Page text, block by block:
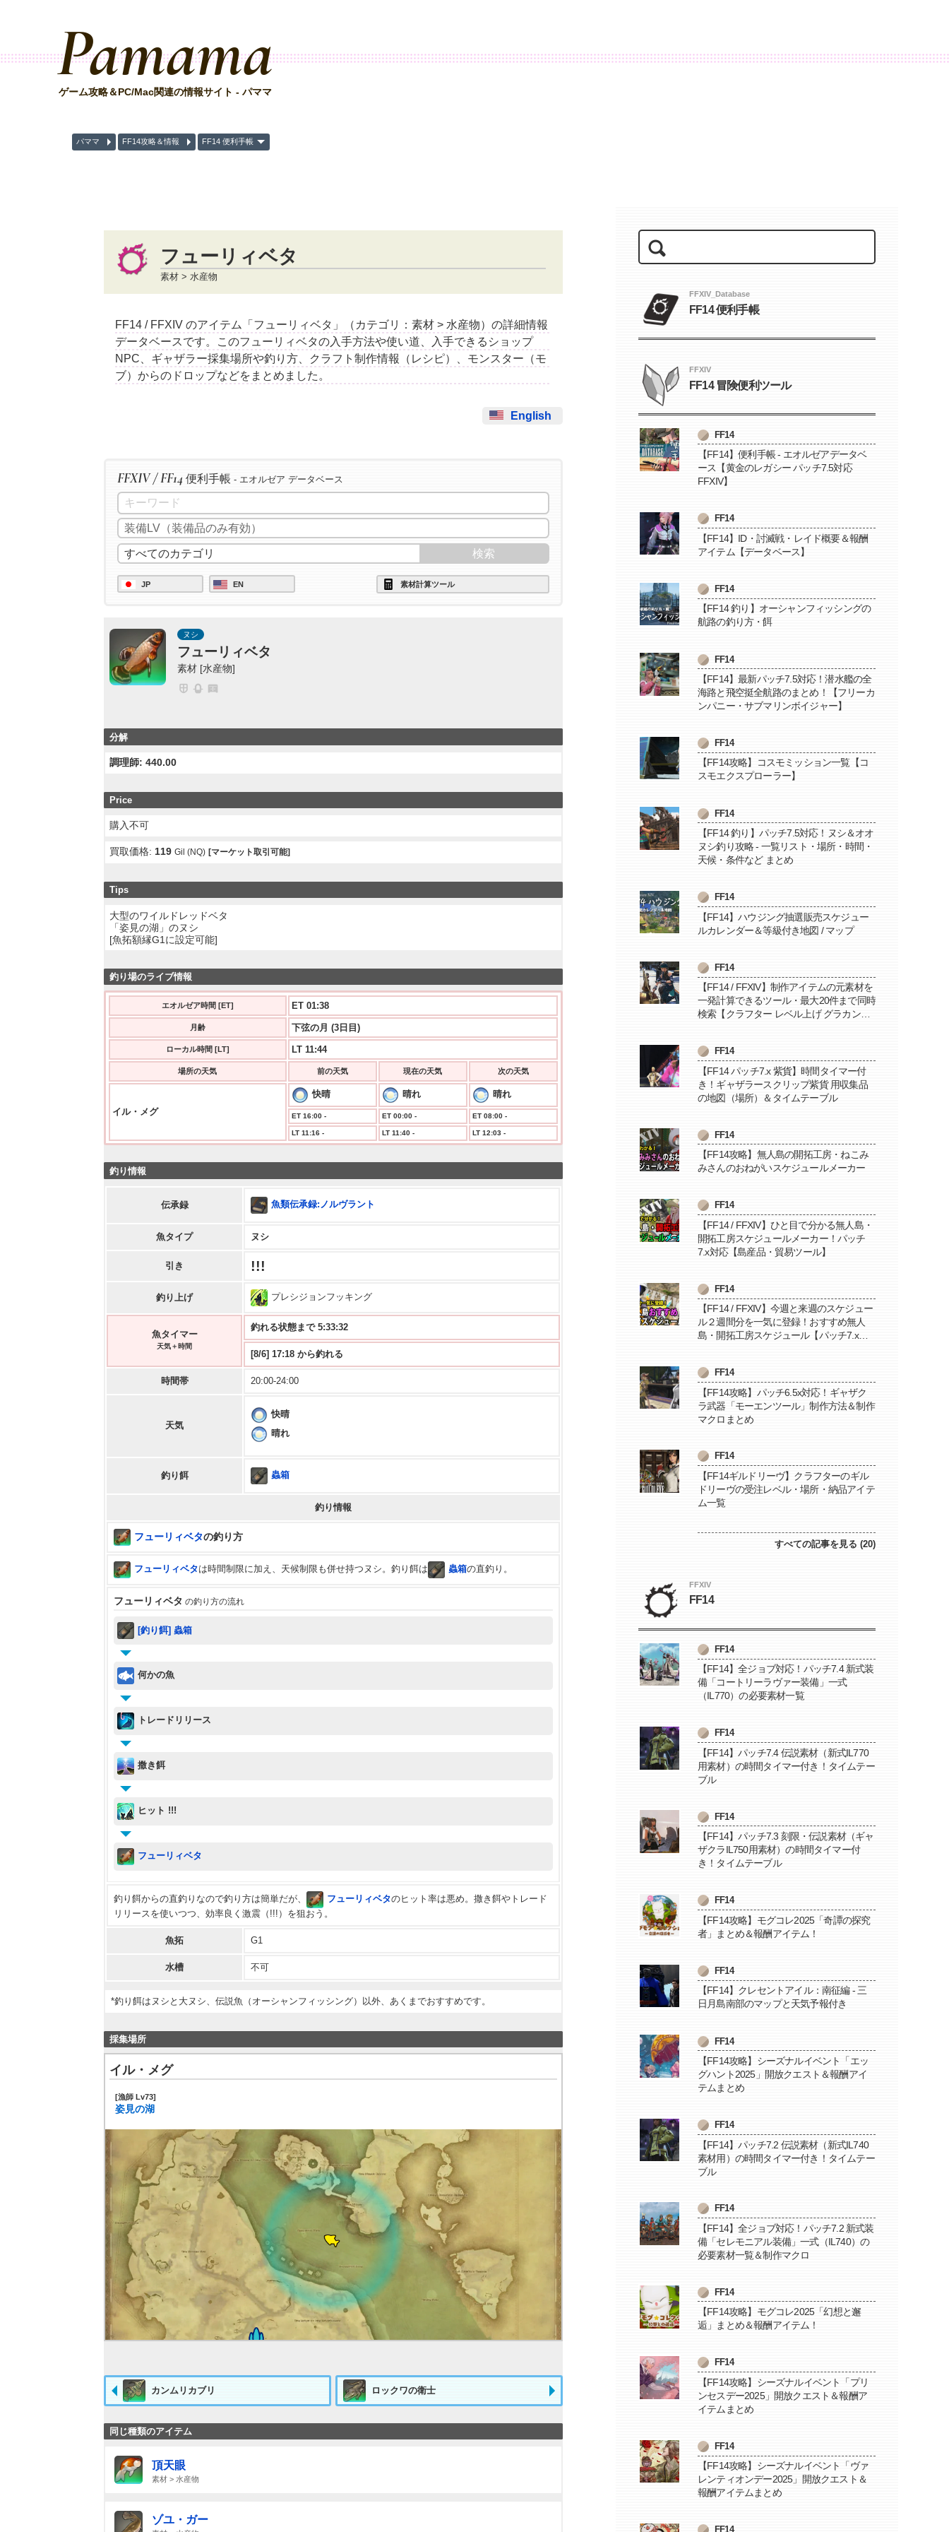
Pamama
ゲーム攻略＆PC/Mac関連の情報サイト - パママ
パママ FF14攻略＆情報 FF14 便利手帳
フューリィベタ
素材 > 水産物
FF14 / FFXIV のアイテム「フューリィベタ」（カテゴリ：素材 > 水産物）の詳細情報
データベースです。このフューリィベタの入手方法や使い道、入手できるショップ
NPC、ギャザラー採集場所や釣り方、クラフト制作情報（レシピ）、モンスター（モ
ブ）からのドロップなどをまとめました。
English
FFXIV / FF14 便利手帳 - エオルゼア データベース
JP EN 素材計算ツール
ヌシ
フューリィベタ
素材 [水産物]
分解
調理師: 440.00
Price
購入不可
買取価格:119 Gil (NQ) [マーケット取引可能]
Tips
大型のワイルドレッドベタ
「姿見の湖」のヌシ
[魚拓額縁G1に設定可能]
釣り場のライブ情報
エオルゼア時間 [ET] ET 01:38
月齢 下弦の月 (3日目)
ローカル時間 [LT] LT 11:44
場所の天気 前の天気 現在の天気 次の天気
イル・メグ
快晴 晴れ 晴れ
ET 16:00 - ET 00:00 - ET 08:00 -
LT 11:16 - LT 11:40 - LT 12:03 -
釣り情報
伝承録 魚類伝承録:ノルヴラント
魚タイプ ヌシ
引き !!!
釣り上げ プレシジョンフッキング
魚タイマー
天気＋時間
釣れる状態まで 5:33:31
[8/6] 17:18 から釣れる
時間帯 20:00-24:00
天気
快晴
晴れ
釣り餌 蟲箱
釣り情報
フューリィベタの釣り方
フューリィベタは時間制限に加え、天候制限も併せ持つヌシ。釣り餌は 蟲箱の直釣り。
フューリィベタ の釣り方の流れ
[釣り餌] 蟲箱
何かの魚
トレードリリース
撒き餌
ヒット !!!
フューリィベタ
釣り餌からの直釣りなので釣り方は簡単だが、 フューリィベタのヒット率は悪め。撒き餌やトレード
リリースを使いつつ、効率良く激震（!!!）を狙おう。
魚拓 G1
水槽 不可
*釣り餌はヌシと大ヌシ、伝説魚（オーシャンフィッシング）以外、あくまでおすすめです。
採集場所
イル・メグ
[漁師 Lv73]
姿見の湖
カンムリカブリ ロックワの衛士
同じ種類のアイテム
頂天眼
素材 > 水産物
ゾユ・ガー
FFXIV_Database
FF14 便利手帳
FFXIV
FF14 冒険便利ツール
FF14
【FF14】便利手帳 - エオルゼアデータベ
ース【黄金のレガシー パッチ7.5対応
FFXIV】
FF14
【FF14】ID・討滅戦・レイド概要＆報酬
アイテム【データベース】
FF14
【FF14 釣り】オーシャンフィッシングの
航路の釣り方・餌
FF14
【FF14】最新パッチ7.5対応！潜水艦の全
海路と飛空挺全航路のまとめ！【フリーカ
ンパニー・サブマリンボイジャー】
FF14
【FF14攻略】コスモミッション一覧【コ
スモエクスプローラー】
FF14
【FF14 釣り】パッチ7.5対応！ヌシ＆オオ
ヌシ釣り攻略 - 一覧リスト・場所・時間・
天候・条件など まとめ
FF14
【FF14】ハウジング抽選販売スケジュー
ルカレンダー＆等級付き地図 / マップ
FF14
【FF14 / FFXIV】制作アイテムの元素材を
一発計算できるツール・最大20件まで同時
検索【クラフター レベル上げ グラカン納
FF14
【FF14 パッチ7.x 紫貨】時間タイマー付
き！ギャザラースクリップ紫貨 用収集品
の地図（場所）＆タイムテーブル
FF14
【FF14攻略】無人島の開拓工房・ねこみ
みさんのおねがいスケジュールメーカー
FF14
【FF14 / FFXIV】ひと目で分かる無人島・
開拓工房スケジュールメーカー！パッチ
7.x対応【島産品・貿易ツール】
FF14
【FF14 / FFXIV】今週と来週のスケジュー
ル２週間分を一気に登録！おすすめ無人
島・開拓工房スケジュール【パッチ7.x対
FF14
【FF14攻略】パッチ6.5x対応！ギャザク
ラ武器「モーエンツール」制作方法＆制作
マクロまとめ
FF14
【FF14ギルドリーヴ】クラフターのギル
ドリーヴの受注レベル・場所・納品アイテ
ム一覧
すべての記事を見る (20)
FFXIV
FF14
FF14
【FF14】全ジョブ対応！パッチ7.4 新式装
備「コートリーラヴァー装備」一式
（IL770）の必要素材一覧
FF14
【FF14】パッチ7.4 伝説素材（新式IL770
用素材）の時間タイマー付き！タイムテー
ブル
FF14
【FF14】パッチ7.3 刻限・伝説素材（ギャ
ザクラIL750用素材）の時間タイマー付
き！タイムテーブル
FF14
【FF14攻略】モグコレ2025「奇譚の探究
者」まとめ＆報酬アイテム！
FF14
【FF14】クレセントアイル：南征編 - 三
日月島南部のマップと天気予報付き
FF14
【FF14攻略】シーズナルイベント「エッ
グハント2025」開放クエスト＆報酬アイ
テムまとめ
FF14
【FF14】パッチ7.2 伝説素材（新式IL740
素材用）の時間タイマー付き！タイムテー
ブル
FF14
【FF14】全ジョブ対応！パッチ7.2 新式装
備「セレモニアル装備」一式（IL740）の
必要素材一覧＆制作マクロ
FF14
【FF14攻略】モグコレ2025「幻想と邂
逅」まとめ＆報酬アイテム！
FF14
【FF14攻略】シーズナルイベント「プリ
ンセスデー2025」開放クエスト＆報酬ア
イテムまとめ
FF14
【FF14攻略】シーズナルイベント「ヴァ
レンティオンデー2025」開放クエスト＆
報酬アイテムまとめ